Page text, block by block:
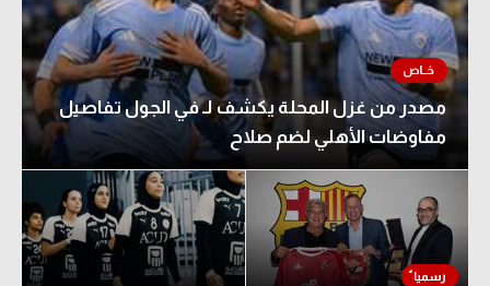
مصدر من غزل المحلة يكشف لـ في الجول تفاصيل
مفاوضات الأهلي لضم صلاح